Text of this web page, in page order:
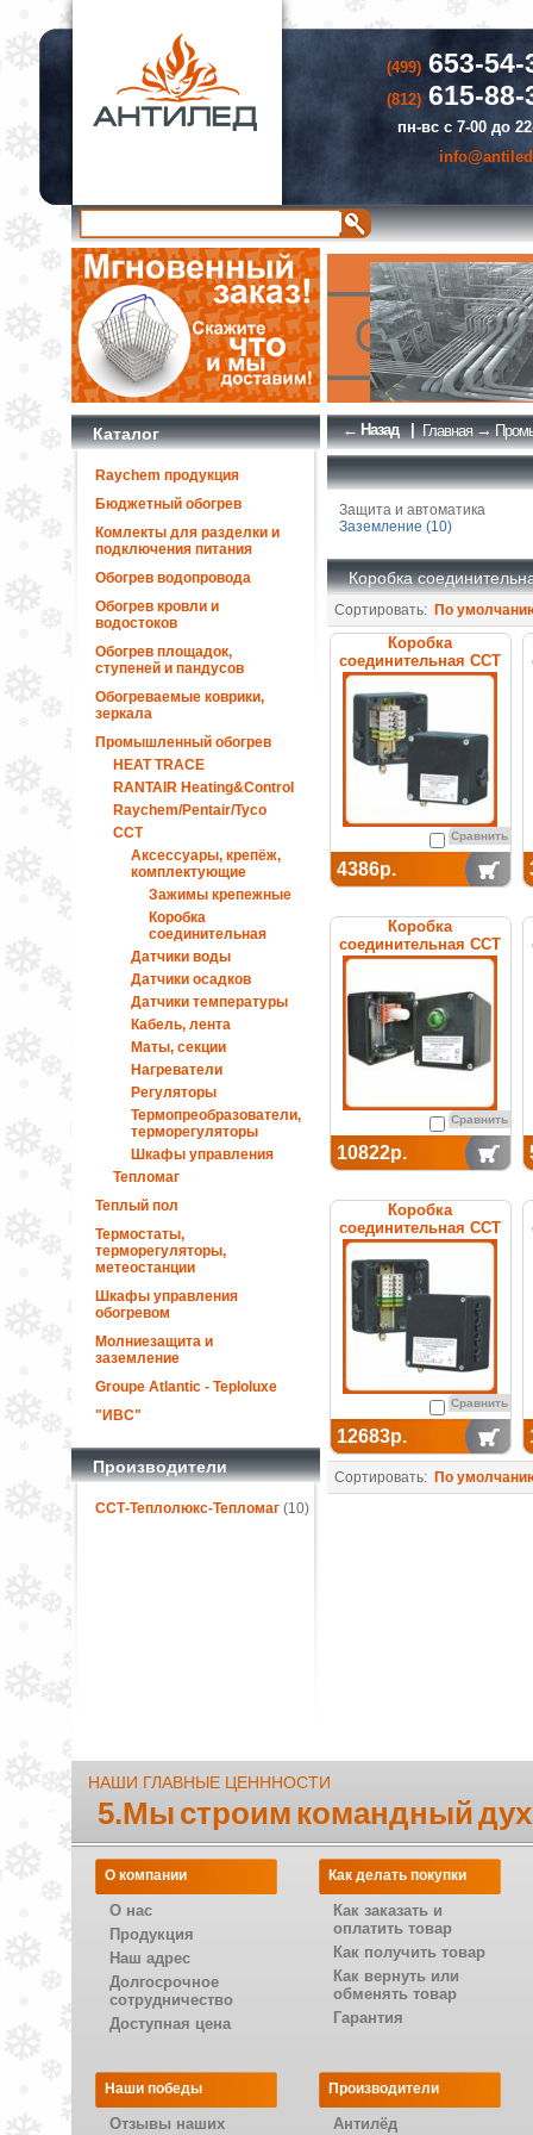
(499)653-54-
(812)615-88-
пн-вс с 7-00 до
Каталог
Raychem продукция
Бюджетный обогрев
Комлекты для разделки и
подключения питания
Обогрев водопровода
Обогрев кровли и
водостоков
Обогрев площадок,
ступеней и пандусов
Обогреваемые коврики,
зеркала
Промышленный обогрев
HEAT TRACE
RANTAIR Heating&Control
Raychem/Pentair/Tyco
ССТ
Аксессуары, крепёж,
комплектующие
Зажимы крепежные
Коробка
соединительная
Датчики воды
Датчики осадков
Датчики температуры
Кабель, лента
Маты, секции
Нагреватели
Регуляторы
Термопреобразователи,
терморегуляторы
Шкафы управления
Тепломаг
Теплый пол
Термостаты,
терморегуляторы,
метеостанции
Шкафы управления
обогревом
Молниезащита и
заземление
Groupe Atlantic - Teploluxe
"ИВС"
Производители
ССТ-Теплолюкс-Тепломаг(10)
← Назад | Главная→
Защита и автоматика
Заземление (10)
Коробка
Сортировать: По
Коробка
соединительная ССТ
УСК 12.БН
Сравнить
4386р.
Коробка
соединительная ССТ
УСК 12.С
Сравнить
10822р.
Коробка
соединительная ССТ
УСК 25.М32
Сравнить
12683р.
Сортировать: По
НАШИ ГЛАВНЫЕ ЦЕНННОСТИ
5.Мы строим командный
О компании
О нас
Продукция
Наш адрес
Долгосрочное
сотрудничество
Доступная цена
Как делать покупки
Как заказать и
оплатить товар
Как получить товар
Как вернуть или
обменять товар
Гарантия
Наши победы
Отзывы наших
Производители
Антилёд